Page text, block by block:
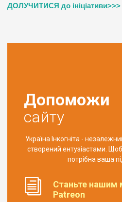
ДОЛУЧИТИСЯ до ініціативи>>>
Допоможи
сайту
Україна Інкогніта -
створений ентузіастами.
потрібна ваша
Станьте нашим
Patreon